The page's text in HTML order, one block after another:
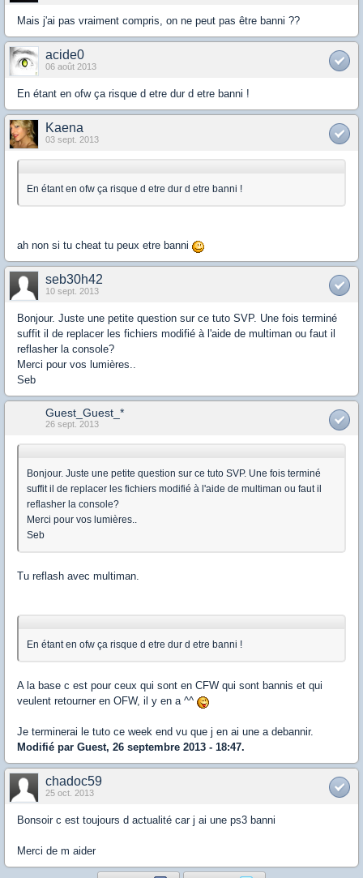
Mais j'ai pas vraiment compris, on ne peut pas être banni ??
acide0
06 août 2013
En étant en ofw ça risque d etre dur d etre banni !
Kaena
03 sept. 2013
En étant en ofw ça risque d etre dur d etre banni !
ah non si tu cheat tu peux etre banni
seb30h42
10 sept. 2013
Bonjour. Juste une petite question sur ce tuto SVP. Une fois terminé
suffit il de replacer les fichiers modifié à l'aide de multiman ou faut il
reflasher la console?
Merci pour vos lumières..
Seb
Guest_Guest_*
26 sept. 2013
Bonjour. Juste une petite question sur ce tuto SVP. Une fois terminé
suffit il de replacer les fichiers modifié à l'aide de multiman ou faut il
reflasher la console?
Merci pour vos lumières..
Seb
Tu reflash avec multiman.
En étant en ofw ça risque d etre dur d etre banni !
A la base c est pour ceux qui sont en CFW qui sont bannis et qui
veulent retourner en OFW, il y en a ^^
Je terminerai le tuto ce week end vu que j en ai une a debannir.
Modifié par Guest, 26 septembre 2013 - 18:47.
chadoc59
25 oct. 2013
Bonsoir c est toujours d actualité car j ai une ps3 banni
Merci de m aider